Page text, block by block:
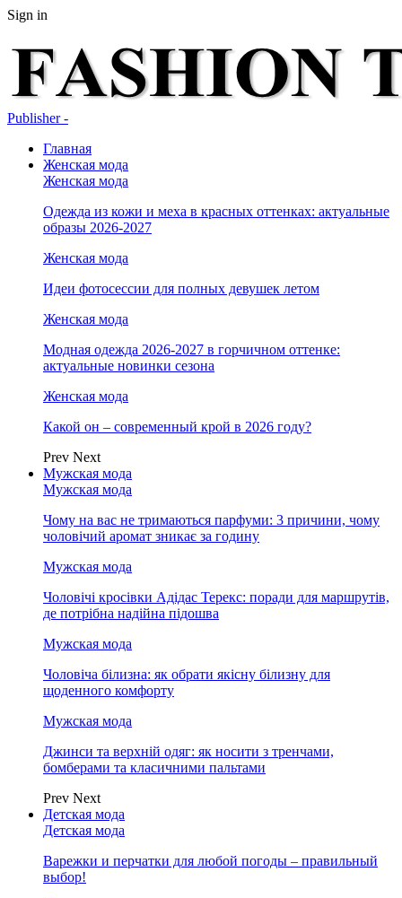
Sign in
Publisher -
Главная
Женская мода
Женская мода
Одежда из кожи и меха в красных оттенках: актуальные
образы 2026-2027
Женская мода
Идеи фотосессии для полных девушек летом
Женская мода
Модная одежда 2026-2027 в горчичном оттенке:
актуальные новинки сезона
Женская мода
Какой он – современный крой в 2026 году?
Prev Next
Мужская мода
Мужская мода
Чому на вас не тримаються парфуми: 3 причини, чому
чоловічий аромат зникає за годину
Мужская мода
Чоловічі кросівки Адідас Терекс: поради для маршрутів,
де потрібна надійна підошва
Мужская мода
Чоловіча білизна: як обрати якісну білизну для
щоденного комфорту
Мужская мода
Джинси та верхній одяг: як носити з тренчами,
бомберами та класичними пальтами
Prev Next
Детская мода
Детская мода
Варежки и перчатки для любой погоды – правильный
выбор!